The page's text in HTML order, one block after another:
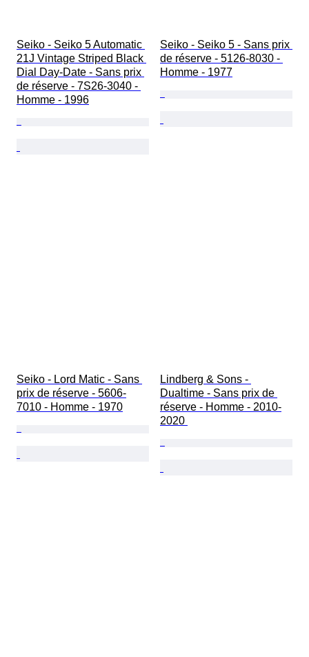
Seiko - Seiko 5 Automatic
21J Vintage Striped Black
Dial Day-Date - Sans prix
de réserve - 7S26-3040 -
Homme - 1996
Seiko - Seiko 5 - Sans prix
de réserve - 5126-8030 -
Homme - 1977
Seiko - Lord Matic - Sans
prix de réserve - 5606-
7010 - Homme - 1970
Lindberg & Sons -
Dualtime - Sans prix de
réserve - Homme - 2010-
2020